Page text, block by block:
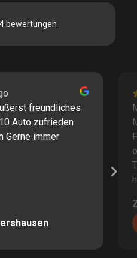
bewertungen
freundliches
Auto zufrieden
Gerne immer